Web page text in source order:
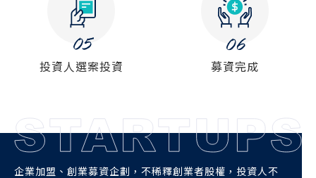
投資人選案投資 募資完成
企業加盟、創業募資企劃，不稀釋創業者股權，投資人不